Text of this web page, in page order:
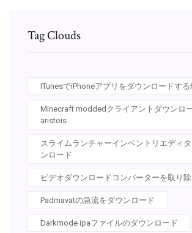
Tag Clouds
ITunesでiPhoneアプリをダウンロードする
Minecraft moddedクライアントダウンロ
aristois
スライムランチャーインベントリエディ
ンロード
ビデオダウンロードコンバーターを取り
Padmavatの急流をダウンロード
Darkmode ipaファイルのダウンロード